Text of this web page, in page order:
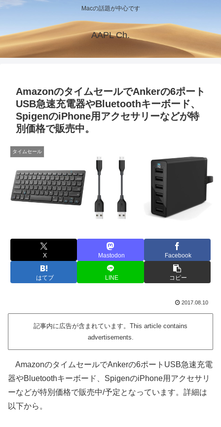
Macの話題が中心です
AAPL Ch.
AmazonのタイムセールでAnkerの6ポート
USB急速充電器やBluetoothキーボード、
SpigenのiPhone用アクセサリーなどが特
別価格で販売中。
タイムセール
X Mastodon Facebook
はてブ LINE コピー
2017.08.10
記事内に広告が含まれています。This article contains
advertisements.
AmazonのタイムセールでAnkerの6ポートUSB急速充電
器やBluetoothキーボード、SpigenのiPhone用アクセサリ
ーなどが特別価格で販売中/予定となっています。詳細は
以下から。